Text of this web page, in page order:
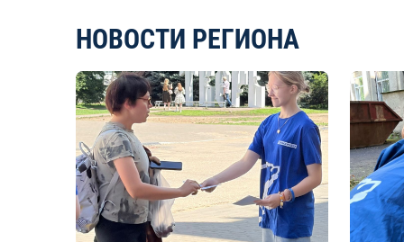
НОВОСТИ РЕГИОНА